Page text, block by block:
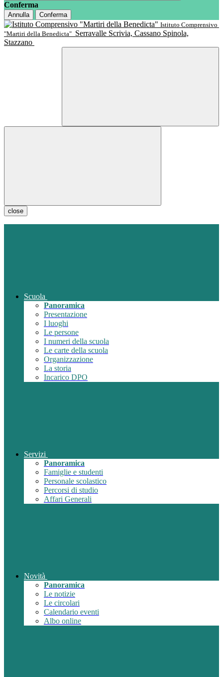
Conferma
Annulla
Conferma
Istituto Comprensivo
"Martiri della Benedicta" Serravalle Scrivia, Cassano Spinola,
Stazzano
close
Scuola
Panoramica
Presentazione
I luoghi
Le persone
I numeri della scuola
Le carte della scuola
Organizzazione
La storia
Incarico DPO
Servizi
Panoramica
Famiglie e studenti
Personale scolastico
Percorsi di studio
Affari Generali
Novità
Panoramica
Le notizie
Le circolari
Calendario eventi
Albo online